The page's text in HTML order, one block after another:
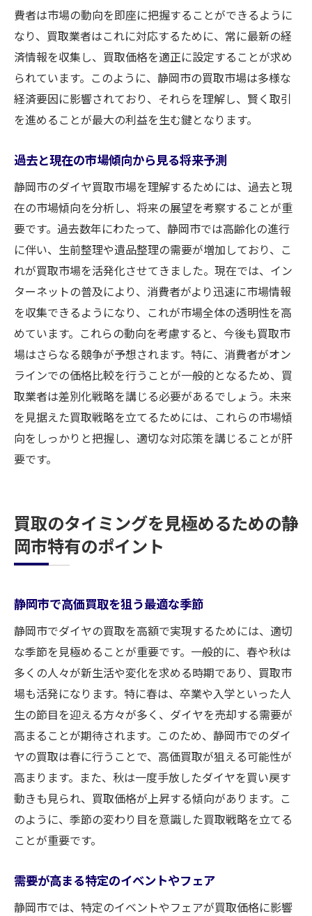
費者は市場の動向を即座に把握することができるように
なり、買取業者はこれに対応するために、常に最新の経
済情報を収集し、買取価格を適正に設定することが求め
られています。このように、静岡市の買取市場は多様な
経済要因に影響されており、それらを理解し、賢く取引
を進めることが最大の利益を生む鍵となります。
過去と現在の市場傾向から見る将来予測
静岡市のダイヤ買取市場を理解するためには、過去と現
在の市場傾向を分析し、将来の展望を考察することが重
要です。過去数年にわたって、静岡市では高齢化の進行
に伴い、生前整理や遺品整理の需要が増加しており、こ
れが買取市場を活発化させてきました。現在では、イン
ターネットの普及により、消費者がより迅速に市場情報
を収集できるようになり、これが市場全体の透明性を高
めています。これらの動向を考慮すると、今後も買取市
場はさらなる競争が予想されます。特に、消費者がオン
ラインでの価格比較を行うことが一般的となるため、買
取業者は差別化戦略を講じる必要があるでしょう。未来
を見据えた買取戦略を立てるためには、これらの市場傾
向をしっかりと把握し、適切な対応策を講じることが肝
要です。
買取のタイミングを見極めるための静
岡市特有のポイント
静岡市で高価買取を狙う最適な季節
静岡市でダイヤの買取を高額で実現するためには、適切
な季節を見極めることが重要です。一般的に、春や秋は
多くの人々が新生活や変化を求める時期であり、買取市
場も活発になります。特に春は、卒業や入学といった人
生の節目を迎える方々が多く、ダイヤを売却する需要が
高まることが期待されます。このため、静岡市でのダイ
ヤの買取は春に行うことで、高価買取が狙える可能性が
高まります。また、秋は一度手放したダイヤを買い戻す
動きも見られ、買取価格が上昇する傾向があります。こ
のように、季節の変わり目を意識した買取戦略を立てる
ことが重要です。
需要が高まる特定のイベントやフェア
静岡市では、特定のイベントやフェアが買取価格に影響